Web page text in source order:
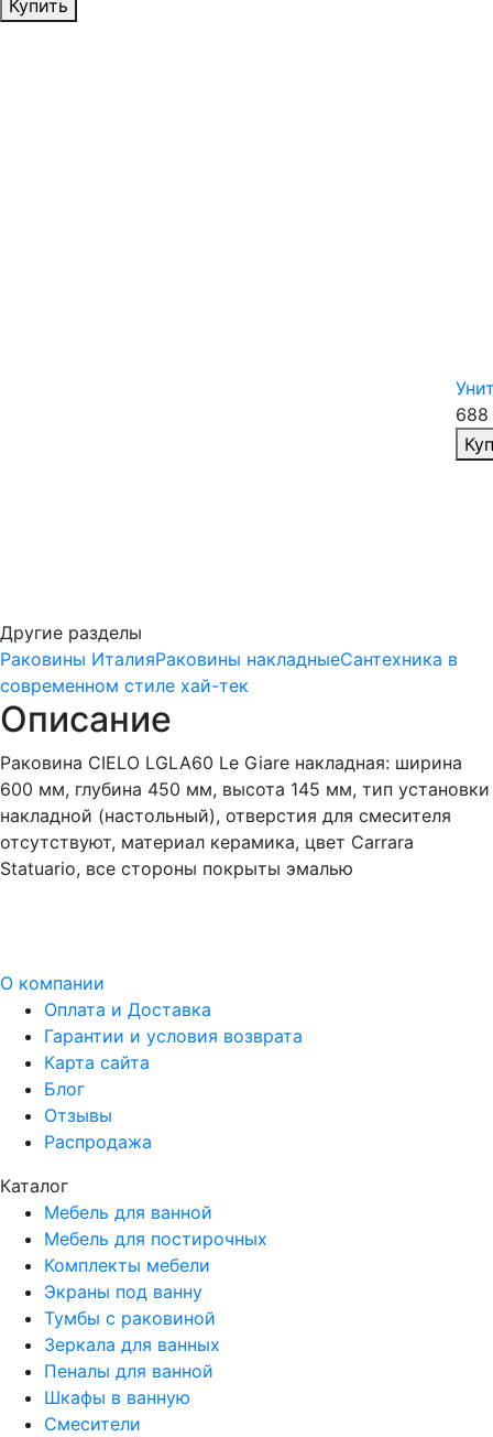
Купить
Другие разделы
Раковины ИталияРаковины накладныеСантехника в
современном стиле хай-тек
Описание
Раковина CIELO LGLA60 Le Giare накладная: ширина
600 мм, глубина 450 мм, высота 145 мм, тип установки
накладной (настольный), отверстия для смесителя
отсутствуют, материал керамика, цвет Carrara
Statuario, все стороны покрыты эмалью
О компании
Оплата и Доставка
Гарантии и условия возврата
Карта сайта
Блог
Отзывы
Распродажа
Каталог
Мебель для ванной
Мебель для постирочных
Комплекты мебели
Экраны под ванну
Тумбы с раковиной
Зеркала для ванных
Пеналы для ванной
Шкафы в ванную
Смесители